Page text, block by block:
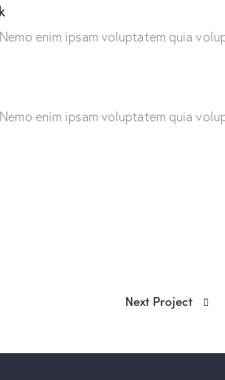
enim ipsam voluptatem quia
enim ipsam voluptatem quia
Next Project